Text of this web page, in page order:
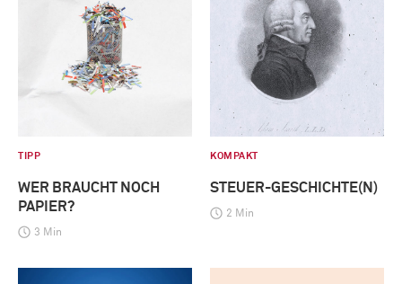
TIPP
WER BRAUCHT NOCH
PAPIER?
3 Min
KOMPAKT
STEUER-GESCHICHTE(N)
2 Min